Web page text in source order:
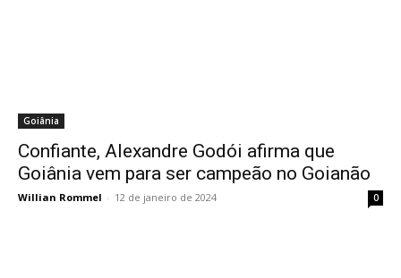
Goiânia
Confiante, Alexandre Godói afirma que
Goiânia vem para ser campeão no Goianão
Willian Rommel - 12 de janeiro de 2024 0